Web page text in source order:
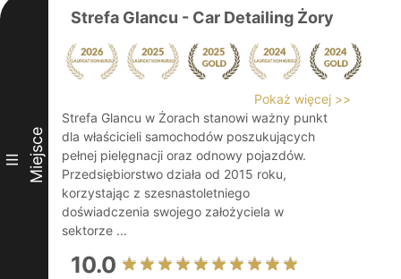
III Miejsce
Strefa Glancu - Car Detailing Żory
Pokaż więcej >>
Strefa Glancu w Żorach stanowi ważny punkt
dla właścicieli samochodów poszukujących
pełnej pielęgnacji oraz odnowy pojazdów.
Przedsiębiorstwo działa od 2015 roku,
korzystając z szesnastoletniego
doświadczenia swojego założyciela w
sektorze ...
10.0